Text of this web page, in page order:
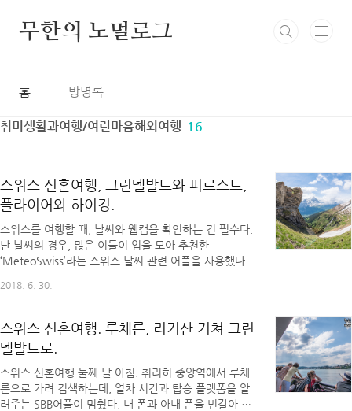
무한의 노멀로그
홈 방명록
취미생활과여행/여린마음해외여행 16
스위스 신혼여행, 그린델발트와 피르스트,
플라이어와 하이킹.
스위스를 여행할 때, 날씨와 웹캠을 확인하는 건 필수다.
난 날씨의 경우, 많은 이들이 입을 모아 추천한
‘MeteoSwiss’라는 스위스 날씨 관련 어플을 사용했다.
간단한 예보에 놀랄 수 있는데, 그럴 땐 요일을 클릭해
비 예보가 있는 날에는 그래프 아래에 막대 그래프도 함
께 표시되는데, 그게 꽤 정확하다. 스위스 명소들의 현재
상황을 보여주는 웹캠의 경우, 난
https://www.jungfrau.ch/en-gb/live/webcams/ 에
들어가 수시로 현황을 파악했다. 이것 말고 다른 사이트
도 있는데, 그건 플래시로 가동되는지 내 폰에서는 뜨지
2018. 6. 30.
스위스 신혼여행. 루체른, 리기산 거쳐 그린
델발트로.
스위스 신혼여행 둘째 날 아침. 취리히 중앙역에서 루체
른으로 가려 검색하는데, 열차 시간과 탑승 플랫폼을 알
려주는 SBB어플이 멈췄다. 내 폰과 아내 폰을 번갈아 가